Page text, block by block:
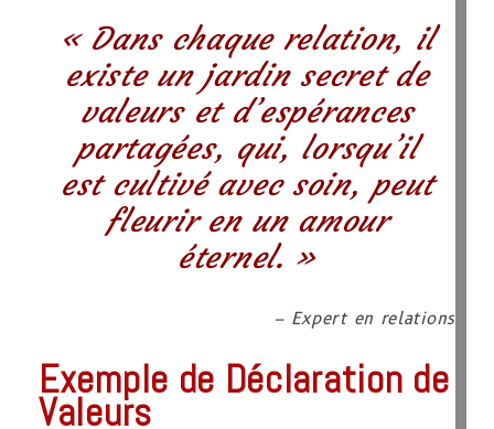
« Dans chaque relation, il
existe un jardin secret de
valeurs et d’espérances
partagées, qui, lorsqu’il
est cultivé avec soin, peut
fleurir en un amour
éternel. »
– Expert en relations
Exemple de Déclaration de
Valeurs